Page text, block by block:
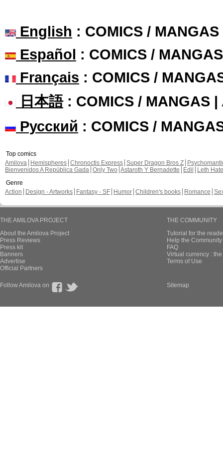
English : COMICS /
Español : COMICS /
Français : COMICS /
日本語: COMICS / MANGAS |
Русский : COMICS /
Top comics
Amilova
Hemispheres Chronoctis Express Super Dragon Bros Z
Bienvenidos A República Gada Only Two Astaroth Y Bernadette Edil
Leth Hate
Genre
Action
Design - Artworks Fantasy - SF Humor Children's books Romance
THE AMILOVA PROJECT
About the Amilova Project
Press Reviews
Press kit
Banners
Advertise
Official Partners
THE COMMUNITY
Tutorial for the
Help the
FAQ
Virtual currency :
Terms of Use
Follow Amilova on Sitemap